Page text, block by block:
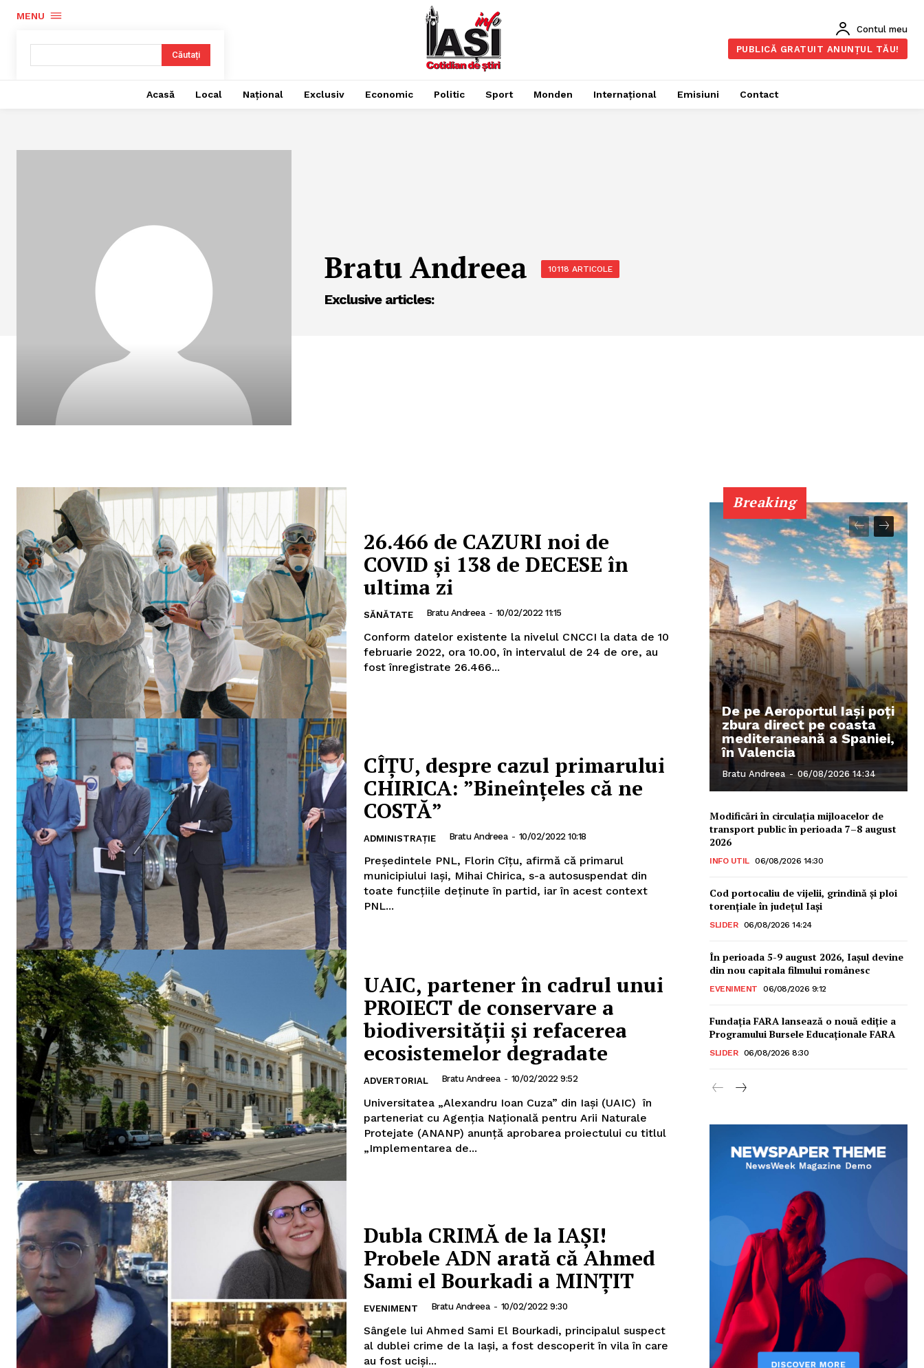
INFO IAȘI
PUBLICĂ GRATUIT ANUNȚUL
TĂU!
Utile
Publică gratuit anunțul tău!
Contact
Emisiuni
MENU
Căutați
Contul meu
PUBLICĂ GRATUIT ANUNȚUL TĂU!
Acasă Local Național Exclusiv Economic Politic Sport Monden Internațional Emisiuni Contact
Bratu Andreea 10118 ARTICOLE
Exclusive articles:
26.466 de CAZURI noi de
COVID și 138 de DECESE în
ultima zi
SĂNĂTATE Bratu Andreea - 10/02/2022 11:15
Conform datelor existente la nivelul CNCCI la data de 10
februarie 2022, ora 10.00, în intervalul de 24 de ore, au
fost înregistrate 26.466...
CÎȚU, despre cazul primarului
CHIRICA: ”Bineînţeles că ne
COSTĂ”
ADMINISTRAȚIE Bratu Andreea - 10/02/2022 10:18
Preşedintele PNL, Florin Cîţu, afirmă că primarul
municipiului Iaşi, Mihai Chirica, s-a autosuspendat din
toate funcţiile deţinute în partid, iar în acest context
PNL...
UAIC, partener în cadrul unui
PROIECT de conservare a
biodiversității și refacerea
ecosistemelor degradate
ADVERTORIAL Bratu Andreea - 10/02/2022 9:52
Universitatea „Alexandru Ioan Cuza” din Iași (UAIC) în
parteneriat cu Agenția Națională pentru Arii Naturale
Protejate (ANANP) anunță aprobarea proiectului cu titlul
„Implementarea de...
Dubla CRIMĂ de la IAȘI!
Probele ADN arată că Ahmed
Sami el Bourkadi a MINȚIT
EVENIMENT Bratu Andreea - 10/02/2022 9:30
Sângele lui Ahmed Sami El Bourkadi, principalul suspect
al dublei crime de la Iași, a fost descoperit în vila în care
au fost uciși...
Breaking
De pe Aeroportul Iași poți
zbura direct pe coasta
mediteraneană a Spaniei,
în Valencia
Bratu Andreea - 06/08/2026 14:34
Modificări în circulația mijloacelor de
transport public în perioada 7–8 august
2026
INFO UTIL 06/08/2026 14:30
Cod portocaliu de vijelii, grindină şi ploi
torenţiale în judeţul Iași
SLIDER 06/08/2026 14:24
În perioada 5-9 august 2026, Iașul devine
din nou capitala filmului românesc
EVENIMENT 06/08/2026 9:12
Fundația FARA lansează o nouă ediție a
Programului Bursele Educaționale FARA
SLIDER 06/08/2026 8:30